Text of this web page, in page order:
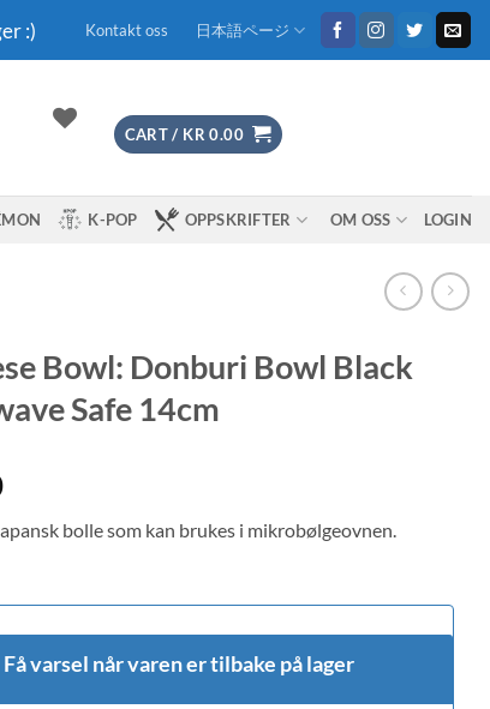
:) Kontakt oss 日本語ページ
CART / KR 0.00
K-POP OPPSKRIFTER OM OSS LOGIN
Bowl: Donburi Bowl Black
Safe 14cm
bolle som kan brukes i mikrobølgeovnen.
Få varsel når varen er tilbake på lager